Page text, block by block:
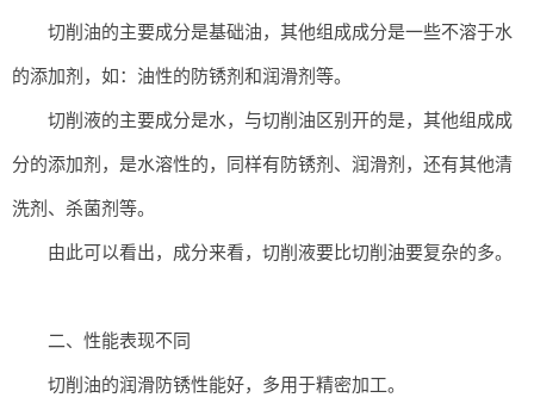
切削油的主要成分是基础油，其他组成成分是一些不溶于水
的添加剂，如：油性的防锈剂和润滑剂等。
切削液的主要成分是水，与切削油区别开的是，其他组成成
分的添加剂，是水溶性的，同样有防锈剂、润滑剂，还有其他清
洗剂、杀菌剂等。
由此可以看出，成分来看，切削液要比切削油要复杂的多。
二、性能表现不同
切削油的润滑防锈性能好，多用于精密加工。